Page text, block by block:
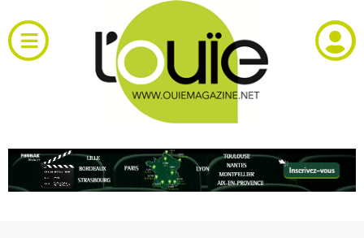
au
contenu
Toggle
Navigation
RH et emploi